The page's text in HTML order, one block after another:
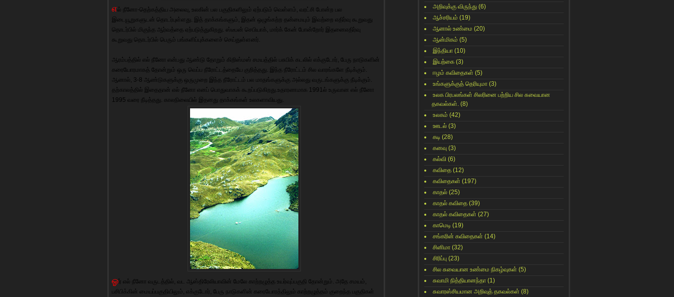
எல் நீனோ-தெற்கத்திய அலைவு, உலகின் பல பகுதிகளிலும் ஏற்படும் வெள்ளம், வரட்சி போன்ற பல
இடையூறுகளுடன் தொடர்புள்ளது. இத் தாக்கங்களும், இதன் ஒழுங்கற்ற தன்மையும் இவற்றை எதிர்வு கூறுவது
தொடர்பில் மிகுந்த ஆர்வத்தை ஏற்படுத்துகிறது. ஸ்டீபன் செபியாக், மார்க் கேன் போன்றோர் இதனைஎதிர்வு
கூறுவது தொடர்பில் பெரும் பங்களிப்புக்களைச் செய்துள்ளனர்.
ஆரம்பத்தில் எல் நீனோ என்பது ஆண்டு தோறும் கிறிஸ்மஸ் சமயத்தில் பசுபிக் கடலில் எக்குடோர், பேரு நாடுகளின்
கரையோரமாகத் தோன்றும் ஒரு வெப்ப நீரோட்டத்தையே குறித்தது. இந்த நீரோட்டம் சில வாரங்களே நீடிக்கும்.
ஆனால், 3-8 ஆண்டுகளுக்கு ஒருமுறை இந்த நீரோட்டம் பல மாதங்களுக்கு அல்லது வருடங்களுக்கு நீடிக்கும்.
தற்காலத்தில் இதைதான் எல் நீனோ எனப் பொதுவாகக் கூறப்படுகிறது.உதாரணமாக 1991ல் உருவான எல் நீனோ
1995 வரை நீடித்தது. காலநிலையில் இதனது தாக்கங்கள் உலகளாவியது.
ஓர் எல் நீனோ வருடத்தில், வட ஆஸ்திரேலியாவின் மேலே காற்றழுத்த உயர்வுப்பகுதி தோன்றும். அதே சமயம்,
பசிபிக்கின் மையப்பகுதியிலும், எக்குடோர், பேரு நாடுகளின் கரையோரத்திலும் காற்றழுத்தம் குறைந்த பகுதிகள்
அறிவுக்கு விருந்து (6)
ஆச்சரியம் (19)
ஆனால் உண்மை (20)
ஆன்மிகம் (5)
இந்தியா (10)
இயற்கை (3)
ஈழம் கவிதைகள் (5)
உங்களுக்குத் தெரியுமா (3)
உலக பிரபலங்கள் சிலரினை பற்றிய சில சுவையான
தகவல்கள். (8)
உலகம் (42)
ஊடல் (3)
கடி (28)
கனவு (3)
கல்வி (6)
கவிதை (12)
கவிதைகள் (197)
காதல் (25)
காதல் கவிதை (39)
காதல் கவிதைகள் (27)
காமெடி (19)
சங்கரின் கவிதைகள் (14)
சினிமா (32)
சிரிப்பு (23)
சில சுவையான உண்மை நிகழ்வுகள் (5)
சுவாமி நித்தியானந்தா (1)
சுவாரஸ்சியமான அறிவுத் தகவல்கள் (8)